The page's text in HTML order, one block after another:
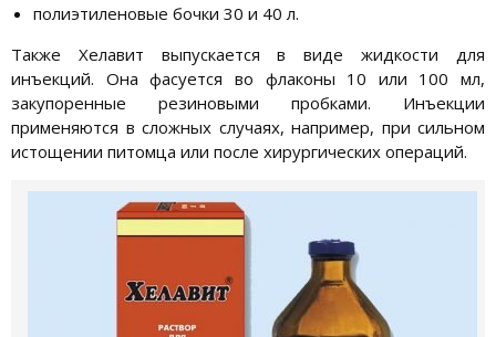
полиэтиленовые бочки 30 и 40 л.
Также Хелавит выпускается в виде жидкости для
инъекций. Она фасуется во флаконы 10 или 100 мл,
закупоренные резиновыми пробками. Инъекции
применяются в сложных случаях, например, при сильном
истощении питомца или после хирургических операций.